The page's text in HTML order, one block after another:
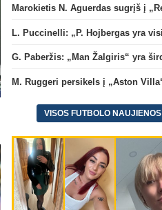
VISOS FUTBOLO NAUJIENOS